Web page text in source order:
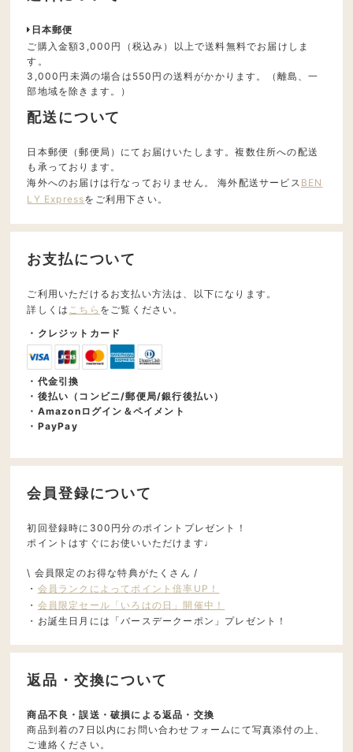
日本郵便
ご購入金額3,000円（税込み）以上で送料無料でお届けしま
す。
3,000円未満の場合は550円の送料がかかります。（離島、一
部地域を除きます。）
配送について
日本郵便（郵便局）にてお届けいたします。複数住所への配送
も承っております。
海外へのお届けは行なっておりません。 海外配送サービス BEN
LY Expressをご利用下さい。
お支払について
ご利用いただけるお支払い方法は、以下になります。
詳しくは こちら をご覧ください。
・クレジットカード
・代金引換
・後払い（コンビニ/郵便局/銀行後払い）
・Amazonログイン＆ペイメント
・PayPay
会員登録について
初回登録時に300円分のポイントプレゼント！
ポイントはすぐにお使いいただけます♩
\ 会員限定のお得な特典がたくさん /
・ 会員ランクによってポイント倍率UP！
・ 会員限定セール「いろはの日」開催中！
・お誕生日月には「バースデークーポン」プレゼント！
返品・交換について
商品不良・誤送・破損による返品・交換
商品到着の7日以内にお問い合わせフォームにて写真添付の上、
ご連絡ください。